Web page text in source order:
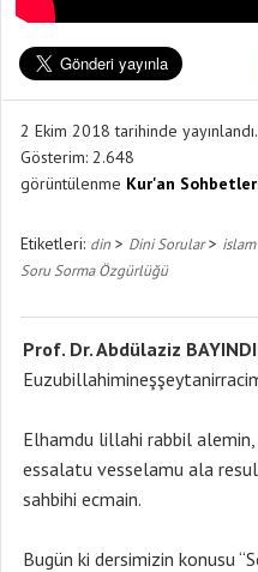
2 Ekim 2018 tarihinde yayınlandı.
Gösterim: 2.648
görüntülenme Kur'an
Etiketleri: din > Dini Sorular> islam
Soru Sorma Özgürlüğü
Prof. Dr. Abdülaziz
Elhamdu lillahi rabbil
essalatu vesselamu ala
sahbihi ecmain.
Bugün ki dersimizin konusu